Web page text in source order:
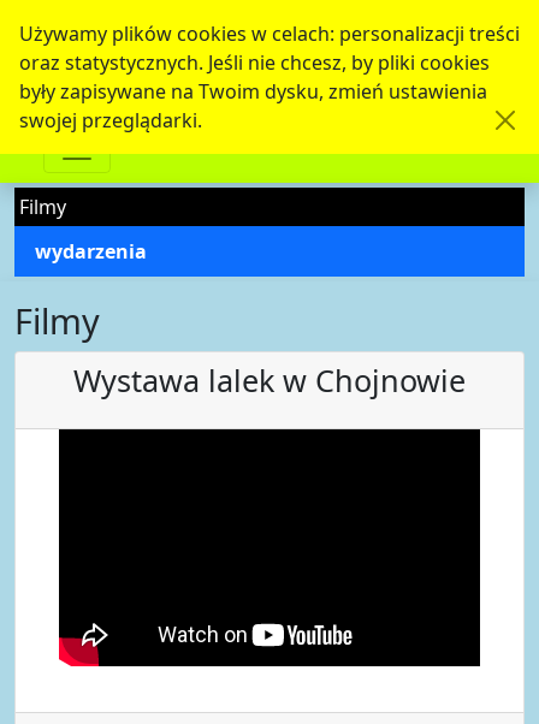
Używamy plików cookies w celach: personalizacji treści
oraz statystycznych. Jeśli nie chcesz, by pliki cookies
były zapisywane na Twoim dysku, zmień ustawienia
swojej przeglądarki.
Filmy
wydarzenia
Filmy
Wystawa lalek w Chojnowie